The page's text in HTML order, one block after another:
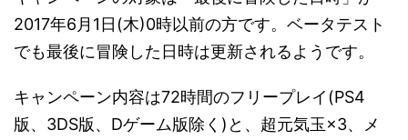
2017年6月1日(木)0時以前の方です。ベータテスト
でも最後に冒険した日時は更新されるようです。
キャンペーン内容は72時間のフリープレイ(PS4
版、3DS版、Dゲーム版除く)と、超元気玉×3、メ